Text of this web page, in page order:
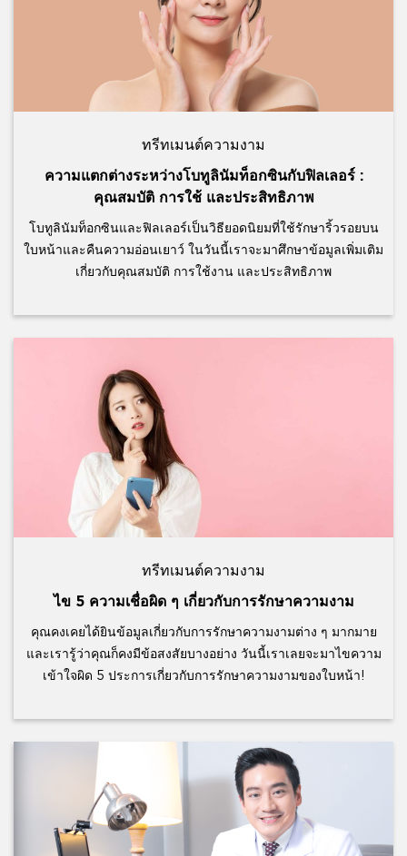
ทรีทเมนต์ความงาม
ความแตกต่างระหว่างโบทูลินัมท็อกซินกับฟิลเลอร์ :
คุณสมบัติ การใช้ และประสิทธิภาพ
โบทูลินัมท็อกซินและฟิลเลอร์เป็นวิธียอดนิยมที่ใช้รักษาริ้วรอยบน
ใบหน้าและคืนความอ่อนเยาว์ ในวันนี้เราจะมาศึกษาข้อมูลเพิ่มเติม
เกี่ยวกับคุณสมบัติ การใช้งาน และประสิทธิภาพ
ทรีทเมนต์ความงาม
ไข 5 ความเชื่อผิด ๆ เกี่ยวกับการรักษาความงาม
คุณคงเคยได้ยินข้อมูลเกี่ยวกับการรักษาความงามต่าง ๆ มากมาย
และเรารู้ว่าคุณก็คงมีข้อสงสัยบางอย่าง วันนี้เราเลยจะมาไขความ
เข้าใจผิด 5 ประการเกี่ยวกับการรักษาความงามของใบหน้า!